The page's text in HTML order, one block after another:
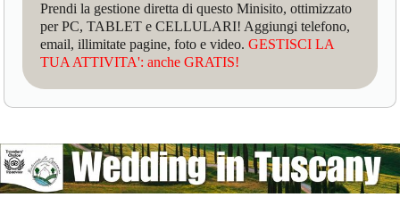
Prendi la gestione diretta di questo Minisito, ottimizzato
per PC, TABLET e CELLULARI! Aggiungi telefono,
email, illimitate pagine, foto e video.GESTISCI LA
TUA ATTIVITA': anche GRATIS!